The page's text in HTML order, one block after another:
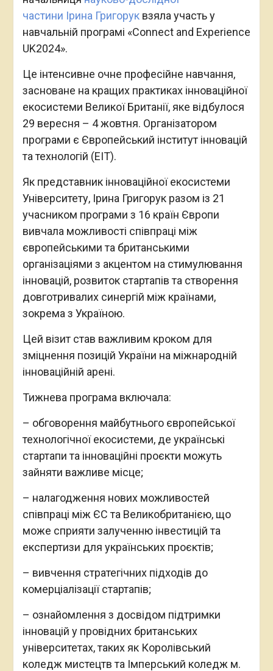
частини Ірина Григоруквзяла участь у
навчальній програмі «Connect and Experience
UK2024».
Це інтенсивне очне професійне навчання,
засноване на кращих практиках інноваційної
екосистеми Великої Британії, яке відбулося
29 вересня – 4 жовтня. Організатором
програми є Європейський інститут інновацій
та технологій (EIT).
Як представник інноваційної екосистеми
Університету, Ірина Григорук разом із 21
учасником програми з 16 країн Європи
вивчала можливості співпраці між
європейськими та британськими
організаціями з акцентом на стимулювання
інновацій, розвиток стартапів та створення
довготривалих синергій між країнами,
зокрема з Україною.
Цей візит став важливим кроком для
зміцнення позицій України на міжнародній
інноваційній арені.
Тижнева програма включала:
– обговорення майбутнього європейської
технологічної екосистеми, де українські
стартапи та інноваційні проєкти можуть
зайняти важливе місце;
– налагодження нових можливостей
співпраці між ЄС та Великобританією, що
може сприяти залученню інвестицій та
експертизи для українських проєктів;
– вивчення стратегічних підходів до
комерціалізації стартапів;
– ознайомлення з досвідом підтримки
інновацій у провідних британських
університетах, таких як Королівський
коледж мистецтв та Імперський коледж м.